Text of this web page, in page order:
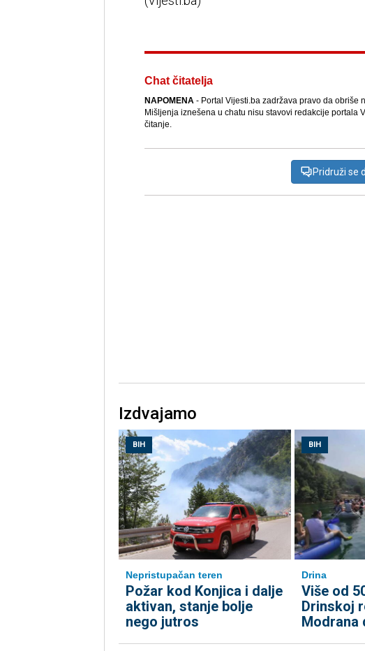
Chat čitatelja
NAPOMENA- Portal Vijesti.ba zadržava pravo da obriše
Mišljenja iznešena u chatu nisu stavovi redakcije portala
čitanje.
Pridruži se
Izdvajamo
BIH
Nepristupačan teren
Požar kod Konjica i dalje
aktivan, stanje bolje
nego jutros
BIH
Drina
Više od
Drinskoj
Modrana